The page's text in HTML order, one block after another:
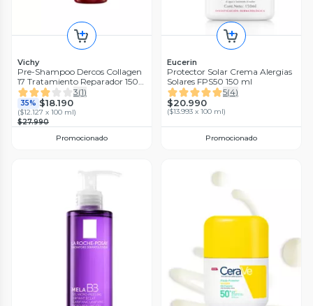
Vichy
Pre-Shampoo Dercos Collagen
17 Tratamiento Reparador 150
ml
3(1)
35% $18.190
($12.127 x 100 ml)
$27.990
Promocionado
Eucerin
Protector Solar Crema Alergias
Solares FPS50 150 ml
5(4)
$20.990
($13.993 x 100 ml)
Promocionado